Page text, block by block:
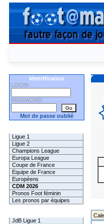
Identification
LOGIN
PASSWORD
Mot de passe oublié
Ligue 1
Ligue 2
Champions League
Europa League
Coupe de France
Equipe de France
Européens
CDM 2026
Pronos Foot féminin
Les pronos par équipes
JdB Ligue 1